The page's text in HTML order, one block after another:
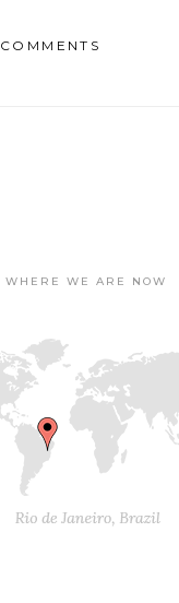
COMMENTS
WHERE WE ARE NOW